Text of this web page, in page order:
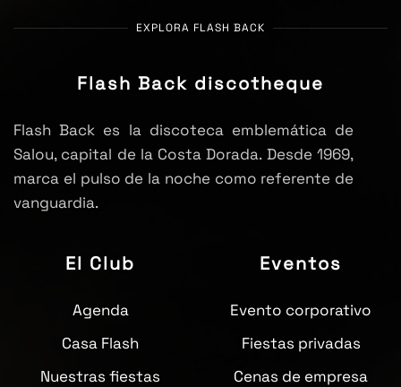
EXPLORA FLASH BACK
Flash Back discotheque
Flash Back es la discoteca emblemática de
Salou, capital de la Costa Dorada. Desde 1969,
marca el pulso de la noche como referente de
vanguardia.
El Club
Agenda
Casa Flash
Nuestras fiestas
Eventos
Evento corporativo
Fiestas privadas
Cenas de empresa